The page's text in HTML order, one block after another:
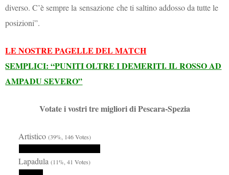
diverso. C’è sempre lasensazione che ti saltino addosso da tutte le
posizioni”.
LE NOSTRE PAGELLE DEL MATCH
SEMPLICI: “PUNITI OLTRE I DEMERITI. IL ROSSO AD
AMPADU SEVERO”
Votate i vostri tre migliori di Pescara-Spezia
Artistico(39%, 146 Votes)
Lapadula(11%, 41 Votes)